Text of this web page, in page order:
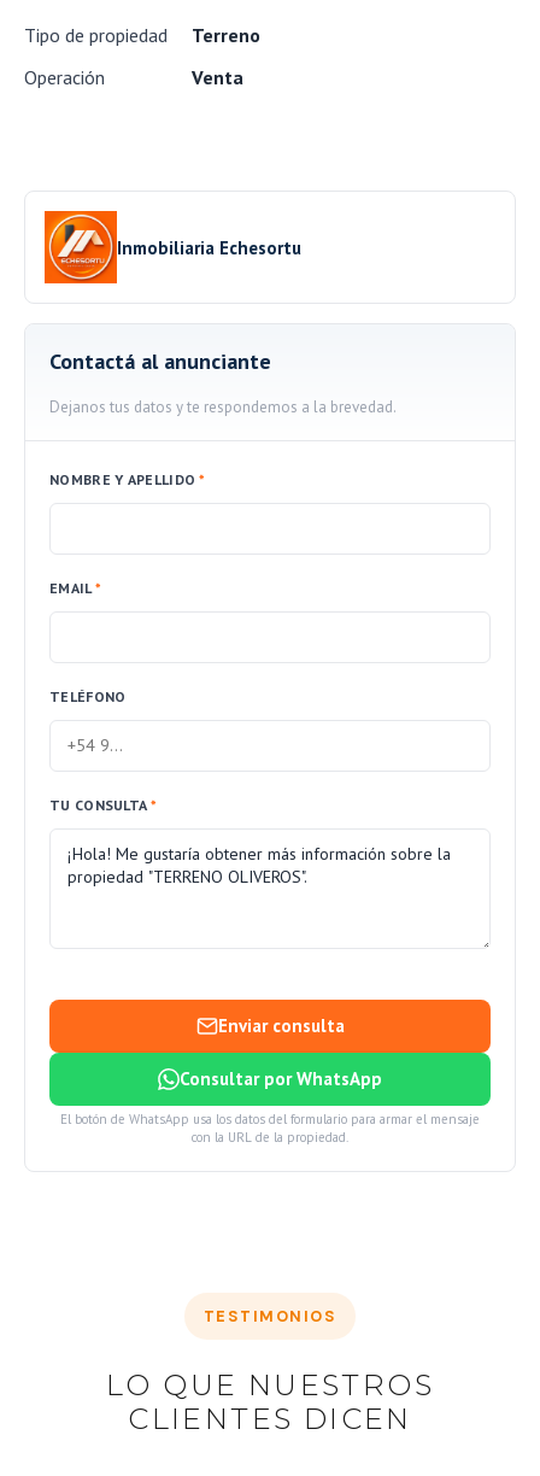
Tipo de propiedad
Terreno
Operación
Venta
Inmobiliaria Echesortu
Contactá al anunciante
Dejanos tus datos y te respondemos a la brevedad.
NOMBRE Y APELLIDO*
EMAIL*
TELÉFONO
TU CONSULTA *
Enviar consulta
Consultar por WhatsApp
El botón de WhatsApp usa los datos del formulario para armar el mensaje
con la URL de la propiedad.
TESTIMONIOS
LO QUE NUESTROS
CLIENTES DICEN